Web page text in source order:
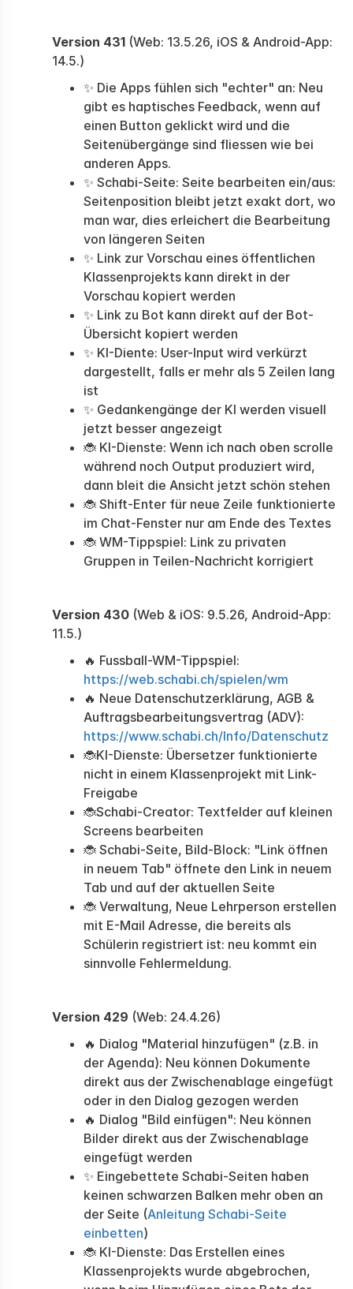
Version 431 (Web: 13.5.26, iOS & Android-App:
14.5.)
✨ Die Apps fühlen sich "echter" an: Neu
gibt es haptisches Feedback, wenn auf
einen Button geklickt wird und die
Seitenübergänge sind fliessen wie bei
anderen Apps.
✨ Schabi-Seite: Seite bearbeiten ein/aus:
Seitenposition bleibt jetzt exakt dort, wo
man war, dies erleichert die Bearbeitung
von längeren Seiten
✨ Link zur Vorschau eines öffentlichen
Klassenprojekts kann direkt in der
Vorschau kopiert werden
✨ Link zu Bot kann direkt auf der Bot-
Übersicht kopiert werden
✨ KI-Diente: User-Input wird verkürzt
dargestellt, falls er mehr als 5 Zeilen lang
ist
✨ Gedankengänge der KI werden visuell
jetzt besser angezeigt
🐞 KI-Dienste: Wenn ich nach oben scrolle
während noch Output produziert wird,
dann bleit die Ansicht jetzt schön stehen
🐞 Shift-Enter für neue Zeile funktionierte
im Chat-Fenster nur am Ende des Textes
🐞 WM-Tippspiel: Link zu privaten
Gruppen in Teilen-Nachricht korrigiert
Version 430 (Web & iOS: 9.5.26, Android-App:
11.5.)
🔥 Fussball-WM-Tippspiel:
https://web.schabi.ch/spielen/wm
🔥 Neue Datenschutzerklärung, AGB &
Auftragsbearbeitungsvertrag (ADV):
https://www.schabi.ch/Info/Datenschutz
🐞KI-Dienste: Übersetzer funktionierte
nicht in einem Klassenprojekt mit Link-
Freigabe
🐞Schabi-Creator: Textfelder auf kleinen
Screens bearbeiten
🐞 Schabi-Seite, Bild-Block: "Link öffnen
in neuem Tab" öffnete den Link in neuem
Tab und auf der aktuellen Seite
🐞 Verwaltung, Neue Lehrperson erstellen
mit E-Mail Adresse, die bereits als
Schülerin registriert ist: neu kommt ein
sinnvolle Fehlermeldung.
Version 429 (Web: 24.4.26)
🔥 Dialog "Material hinzufügen" (z.B. in
der Agenda): Neu können Dokumente
direkt aus der Zwischenablage eingefügt
oder in den Dialog gezogen werden
🔥 Dialog "Bild einfügen": Neu können
Bilder direkt aus der Zwischenablage
eingefügt werden
✨ Eingebettete Schabi-Seiten haben
keinen schwarzen Balken mehr oben an
der Seite (Anleitung Schabi-Seite
einbetten)
🐞 KI-Dienste: Das Erstellen eines
Klassenprojekts wurde abgebrochen,